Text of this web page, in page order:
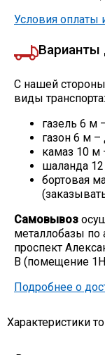
Условия оплаты
Варианты
С нашей
виды транспорта:
газель 6 м
газон 6 м –
камаз 10 м
шаланда
бортовая
Самовывоз
металлобазы по
проспект
В (помещение
Подробнее о
Характеристики